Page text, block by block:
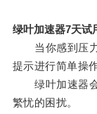
绿叶加速器7天试
当你感到压力
提示进行简单操作
绿叶加速器会
繁忧的困扰。